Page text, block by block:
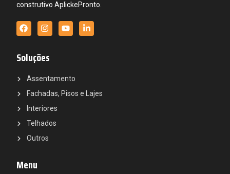
construtivo AplickePronto.
Soluções
Assentamento
Fachadas, Pisos e Lajes
Interiores
Telhados
Outros
Menu